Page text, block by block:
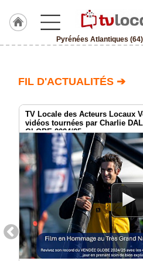
Pyrénées Atlantiques (64)
Pyrénées
Atlantiques
TvLocale
France
Accueil
RUBRIQUES
Agenda
Gazette
FIL D'ACTUALITÉS ➔
TV Locale des Acteurs Locaux
vidéos tournées par Charlie
GLOBE 2024/25